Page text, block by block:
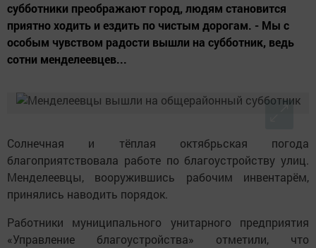
субботники преображают город, людям становится
приятно ходить и ездить по чистым дорогам. - Мы с
особым чувством радости вышли на субботник, ведь
сотни менделеевцев...
Солнечная и тёплая октябрьская погода
благоприятствовала работе по благоустройству улиц.
Менделеевцы, вооружившись рабочим инвентарём,
принялись наводить порядок.
Работники муниципального унитарного предприятия
«Управление благоустройства» отметили, что